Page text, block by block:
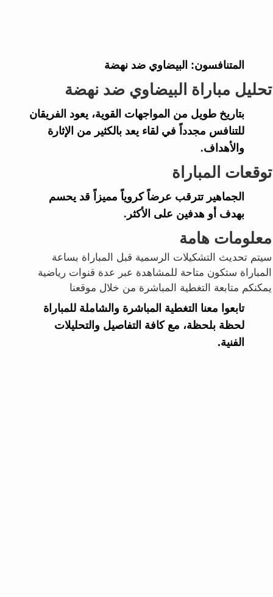
المتنافسون: البيضاوي ضد نهضة
تحليل مباراة البيضاوي ضد نهضة
بتاريخ طويل من المواجهات القوية، يعود الفريقان
للتنافس مجدداً في لقاء يعد بالكثير من الإثارة
والأهداف.
توقعات المباراة
الجماهير تترقب عرضاً كروياً مميزاً قد يحسم
بهدف أو هدفين على الأكثر.
معلومات هامة
سيتم تحديث التشكيلات الرسمية قبل المباراة بساعة
المباراة ستكون متاحة للمشاهدة عبر عدة قنوات رياضية
يمكنكم متابعة التغطية المباشرة من خلال موقعنا
تابعوا معنا التغطية المباشرة والشاملة للمباراة
لحظة بلحظة، مع كافة التفاصيل والتحليلات
الفنية.